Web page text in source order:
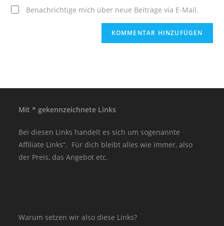
Benachrichtige mich über neue Beiträge via E-Mail.
Mit * gekennzeichnete Links
Bei diesen Links handelt es sich um sogenannte
Affiliate Links“. Für dich bleibt alles wie immer, also
der Preis, das Angebot etc.
Warum setzen wir also diese Links?